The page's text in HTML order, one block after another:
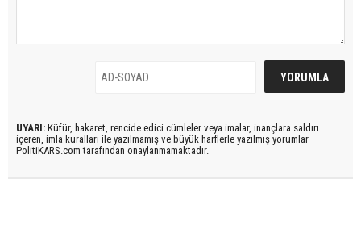
UYARI: Küfür, hakaret, rencide edici cümleler veya imalar, inançlara saldırı
içeren, imla kuralları ile yazılmamış ve büyük harflerle yazılmış yorumlar
PolitiKARS.com tarafından onaylanmamaktadır.